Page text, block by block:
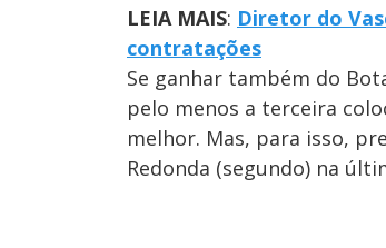
LEIA MAIS: Diretor do
contratações
Se ganhar também do
pelo menos a terceira
melhor. Mas, para isso,
Redonda (segundo) na